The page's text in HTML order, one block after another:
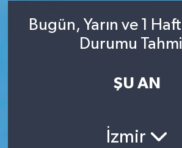
Bugün, Yarın ve 1
Durumu
ŞU AN
İzmir
Tüm Manşetler